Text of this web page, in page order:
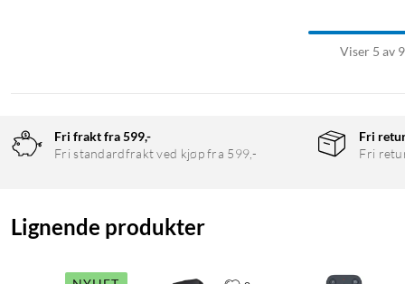
Viser 5 av
Fri frakt fra 599,-
Fri standardfrakt ved kjøp fra 599,-
Fri
Fri
Lignende produkter